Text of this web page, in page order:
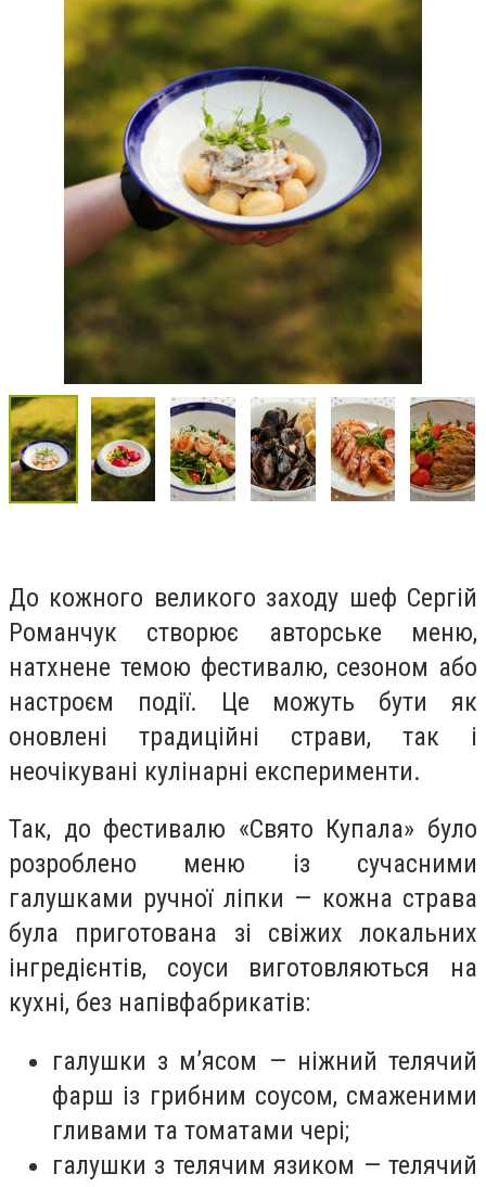
До кожного великого заходу шеф Сергій
Романчук створює авторське меню,
натхнене темою фестивалю, сезоном або
настроєм події. Це можуть бути як
оновлені традиційні страви, так і
неочікувані кулінарні експерименти.
Так, до фестивалю «Свято Купала» було
розроблено меню із сучасними
галушками ручної ліпки — кожна страва
була приготована зі свіжих локальних
інгредієнтів, соуси виготовляються на
кухні, без напівфабрикатів:
галушки з м’ясом — ніжний телячий
фарш із грибним соусом, смаженими
гливами та томатами чері;
галушки з телячим язиком — телячий